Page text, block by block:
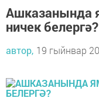
Ашказанында
ничек белергә?
автор, 19 гыйнвар